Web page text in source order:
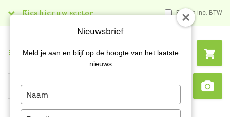
Kies hier uw sector Prijzen inc. BTW
Search
Menu
Nieuwsbrief
Meld je aan en blijf op de hoogte van het laatste
nieuws
Type
your
name
Type